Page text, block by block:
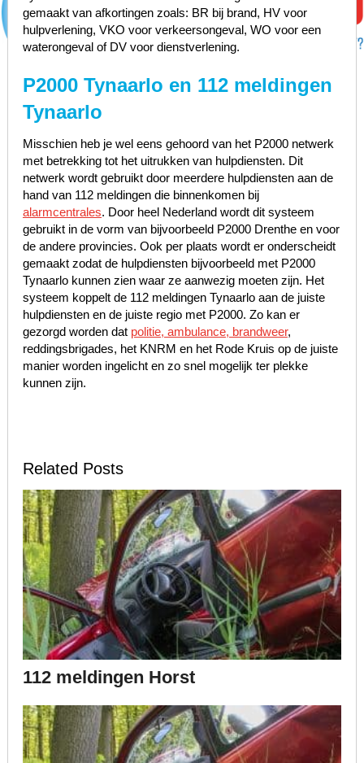
gemaakt van afkortingen zoals: BR bij brand, HV voor
hulpverlening, VKO voor verkeersongeval, WO voor een
waterongeval of DV voor dienstverlening.
P2000 Tynaarlo en 112 meldingen
Tynaarlo
Misschien heb je wel eens gehoord van het P2000 netwerk
met betrekking tot het uitrukken van hulpdiensten. Dit
netwerk wordt gebruikt door meerdere hulpdiensten aan de
hand van 112 meldingen die binnenkomen bij
alarmcentrales. Door heel Nederland wordt dit systeem
gebruikt in de vorm van bijvoorbeeld P2000 Drenthe en voor
de andere provincies. Ook per plaats wordt er onderscheidt
gemaakt zodat de hulpdiensten bijvoorbeeld met P2000
Tynaarlo kunnen zien waar ze aanwezig moeten zijn. Het
systeem koppelt de 112 meldingen Tynaarlo aan de juiste
hulpdiensten en de juiste regio met P2000. Zo kan er
gezorgd worden dat politie, ambulance, brandweer,
reddingsbrigades, het KNRM en het Rode Kruis op de juiste
manier worden ingelicht en zo snel mogelijk ter plekke
kunnen zijn.
Related Posts
112 meldingen Horst